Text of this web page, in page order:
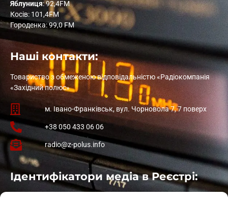
Яблуниця: 92,4FM
Косів: 101,4FM
Городенка: 99,0 FM
Наші контакти:
Товариство з обмеженою відповідальністю «Радіокомпанія
«Західний полюс»
м. Івано-Франківськ, вул. Чорновола 7, 7 поверх
+38 050 433 06 06
radio@z-polus.info
Ідентифікатори медіа в Реєстрі: